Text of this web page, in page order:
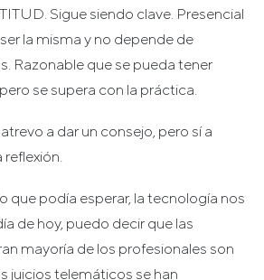
Sigue siendo clave. Presencial
la misma y no depende de
Razonable que se pueda tener
se supera con la práctica.
a dar un consejo, pero sí a
que podía esperar, la tecnología nos
de hoy, puedo decir que las
mayoría de los profesionales son
juicios telemáticos se han